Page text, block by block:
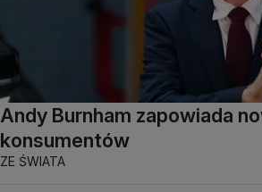
Andy Burnham zapowiada
konsumentów
ZE ŚWIATA